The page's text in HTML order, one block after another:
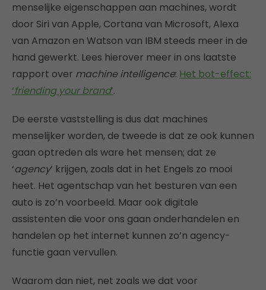
menselijke eigenschappen aan machines, wordt
door Siri van Apple, Cortana van Microsoft, Alexa
van Amazon en Watson van IBM steeds meer in de
hand gewerkt. Lees hierover meer in ons laatste
rapport over machine intelligence: Het bot-effect:
‘friending your brand’.
De eerste vaststelling is dus dat machines
menselijker worden, de tweede is dat ze ook kunnen
gaan optreden als ware het mensen; dat ze
‘agency’ krijgen, zoals dat in het Engels zo mooi
heet. Het agentschap van het besturen van een
auto is zo’n voorbeeld. Maar ook digitale
assistenten die voor ons gaan onderhandelen en
handelen op het internet kunnen zo’n agency-
functie gaan vervullen.
Waarom dan niet, net zoals we dat voor